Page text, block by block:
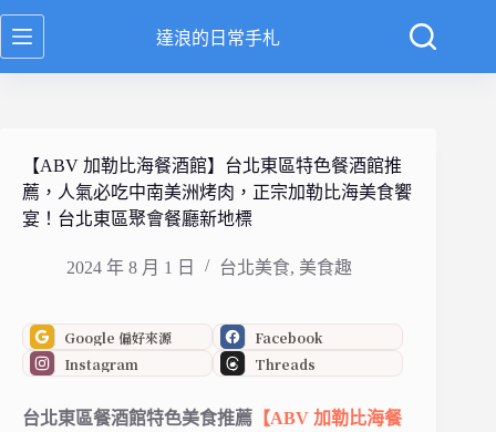
跳
至
達浪的日常手札
【ABV 加勒比海餐酒館】台北東區特色餐酒館推
薦，人氣必吃中南美洲烤肉，正宗加勒比海美食饗
宴！台北東區聚會餐廳新地標
2024 年 8 月 1 日 台北美食, 美食趣
Google 偏好來源
Facebook
Instagram
Threads
台北東區餐酒館特色美食推薦 【ABV 加勒比海餐